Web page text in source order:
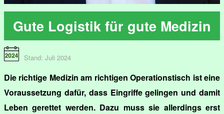
Gute Logistik für gute Medizin
Stand: Juli 2024
Die richtige Medizin am richtigen Operationstisch ist eine
Voraussetzung dafür, dass Eingriffe gelingen und damit
Leben gerettet werden. Dazu muss sie allerdings erst